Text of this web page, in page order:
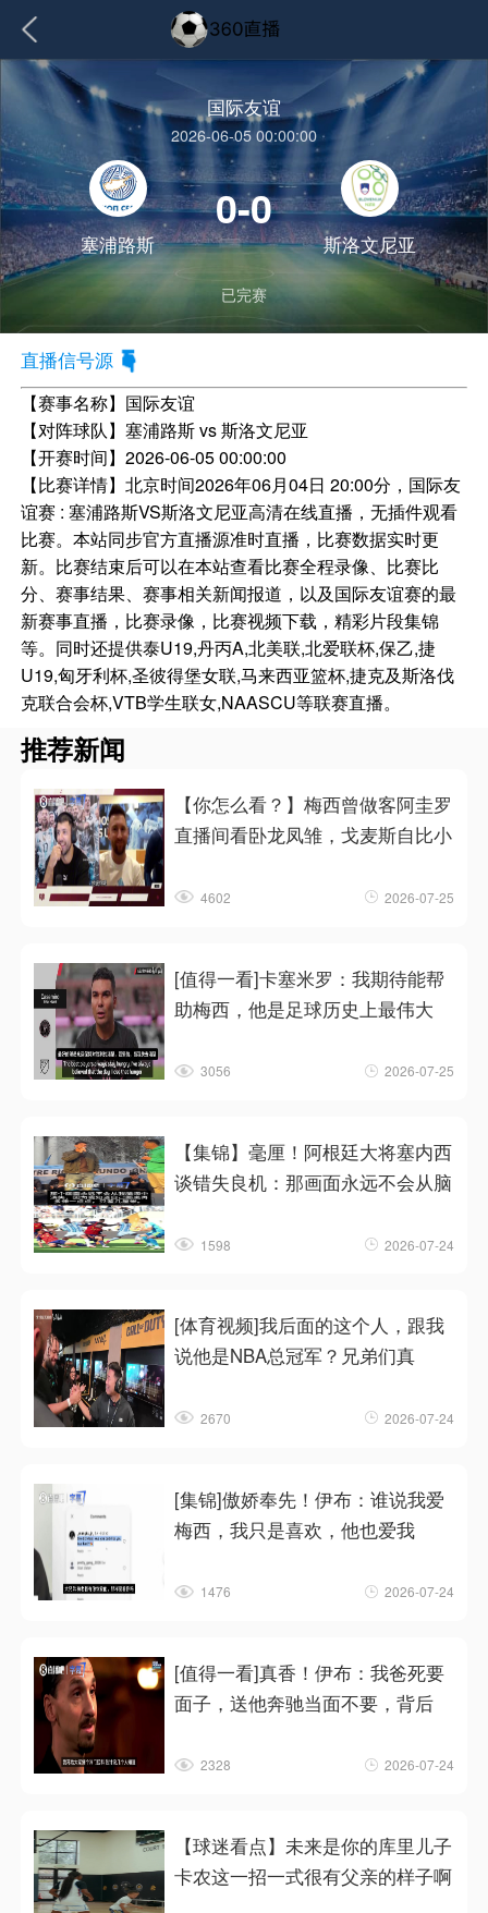
国际友谊
2026-06-05 00:00:00
塞浦路斯
0-0
斯洛文尼亚
已完赛
直播信号源
【赛事名称】 国际友谊
【对阵球队】塞浦路斯 vs 斯洛文尼亚
【开赛时间】2026-06-05 00:00:00
【比赛详情】北京时间2026年06月04日 20:00分，国际友
谊赛 : 塞浦路斯VS斯洛文尼亚高清在线直播，无插件观看
比赛。本站同步官方直播源准时直播，比赛数据实时更
新。比赛结束后可以在本站查看比赛全程录像、比赛比
分、赛事结果、赛事相关新闻报道，以及国际友谊赛的最
新赛事直播，比赛录像，比赛视频下载，精彩片段集锦
等。同时还提供泰U19,丹丙A,北美联,北爱联杯,保乙,捷
U19,匈牙利杯,圣彼得堡女联,马来西亚篮杯,捷克及斯洛伐
克联合会杯,VTB学生联女,NAASCU等联赛直播。
推荐新闻
【你怎么看？】梅西曾做客阿圭罗
直播间看卧龙凤雏，戈麦斯自比小
4602 2026-07-25
[值得一看]卡塞米罗：我期待能帮
助梅西，他是足球历史上最伟大
3056 2026-07-25
【集锦】毫厘！阿根廷大将塞内西
谈错失良机：那画面永远不会从脑
1598 2026-07-24
[体育视频]我后面的这个人，跟我
说他是NBA总冠军？兄弟们真
2670 2026-07-24
[集锦]傲娇奉先！伊布：谁说我爱
梅西，我只是喜欢，他也爱我
1476 2026-07-24
[值得一看]真香！伊布：我爸死要
面子，送他奔驰当面不要，背后
2328 2026-07-24
【球迷看点】未来是你的库里儿子
卡农这一招一式很有父亲的样子啊